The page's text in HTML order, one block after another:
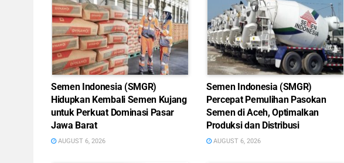
Semen Indonesia (SMGR)
Hidupkan Kembali Semen Kujang
untuk Perkuat Dominasi Pasar
Jawa Barat
AUGUST 6, 2026
Semen Indonesia (SMGR)
Percepat Pemulihan Pasokan
Semen di Aceh, Optimalkan
Produksi dan Distribusi
AUGUST 6, 2026